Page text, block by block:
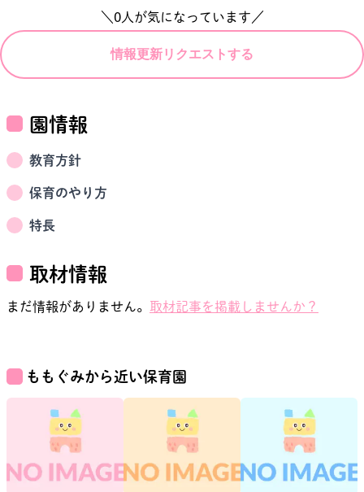
＼ 0人が気になっています／
情報更新リクエストする
園情報
教育方針
保育のやり方
特長
取材情報
まだ情報がありません。 取材記事を掲載しませんか？
ももぐみから近い保育園